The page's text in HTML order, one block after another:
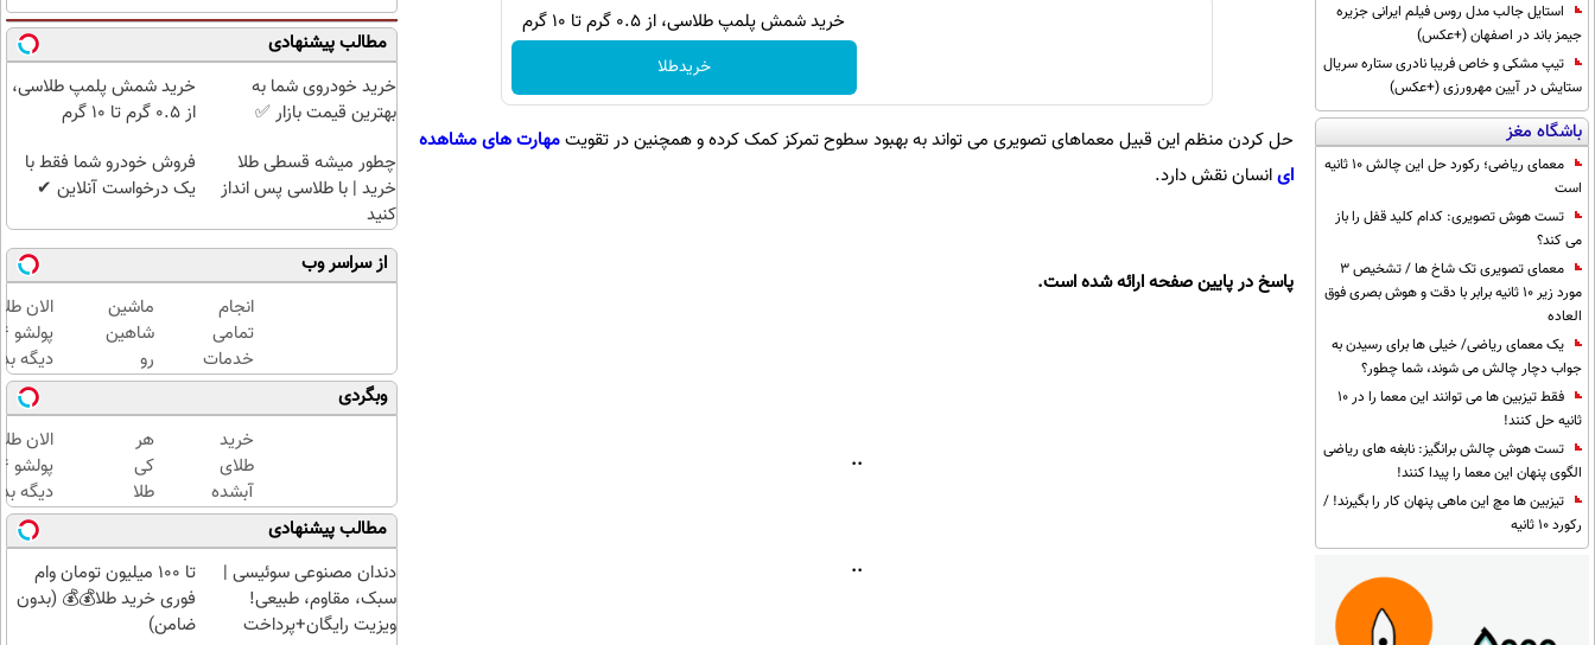
استایل جالب مدل روس فیلم ایرانی جزیره
جیمز باند در اصفهان (+عکس)
تیپ مشکی و خاص فریبا نادری ستاره سریال
ستایش در آیین مهرورزی (+عکس)
باشگاه مغز
معمای ریاضی؛ رکورد حل این چالش 10 ثانیه
است
تست هوش تصویری: کدام کلید قفل را باز
می کند؟
معمای تصویری تک شاخ ها / تشخیص 3
مورد زیر 10 ثانیه برابر با دقت و هوش بصری فوق
العاده
یک معمای ریاضی/ خیلی ها برای رسیدن به
جواب دچار چالش می شوند، شما چطور؟
فقط تیزبین ها می توانند این معما را در 10
ثانیه حل کنند!
تست هوش چالش برانگیز: نابغه های ریاضی
الگوی پنهان این معما را پیدا کنند!
تیزبین ها مچ این ماهی پنهان کار را بگیرند! /
رکورد 10 ثانیه
خرید شمش پلمپ طلاسی، از ۰.۵ گرم تا ۱۰ گرم
خریدطلا
حل کردن منظم این قبیل معماهای تصویری می تواند به بهبود سطوح تمرکز کمک کرده و همچنین در تقویتمهارت های مشاهده
ایانسان نقش دارد.
پاسخ در پایین صفحه ارائه شده است.
..
..
مطالب پیشنهادی
خرید خودروی شما به
بهترین قیمت بازار ✅
خرید شمش پلمپ طلاسی،
از ۰.۵ گرم تا ۱۰ گرم
چطور میشه قسطی طلا
خرید | با طلاسی پس انداز
کنید
فروش خودرو شما فقط با
یک درخواست آنلاین ✔
از سراسر وب
انجام
تمامی
خدمات
خودرویی
در محل
با یدک
دات کام
ماشین
شاهین
رو
میخوای
بفروشی
؟ اینجا
بدون
آگهی،
چند
ساعته
بفروشش
الان
دیگه
طلا با
بی‌بهره
وبگردی
خرید
طلای
آبشده
حتی با
۱۰۰هزارتومان
هر
کی
طلا
داره،
غم
نداره!
😊💎
(خرید
الان
دیگه
طلا با
بی‌بهره
مطالب پیشنهادی
دندان مصنوعی سوئیسی |
سبک، مقاوم، طبیعی!
ویزیت رایگان+پرداخت
تا 100 میلیون تومان وام
فوری خرید طلا💰💰 (بدون
ضامن)